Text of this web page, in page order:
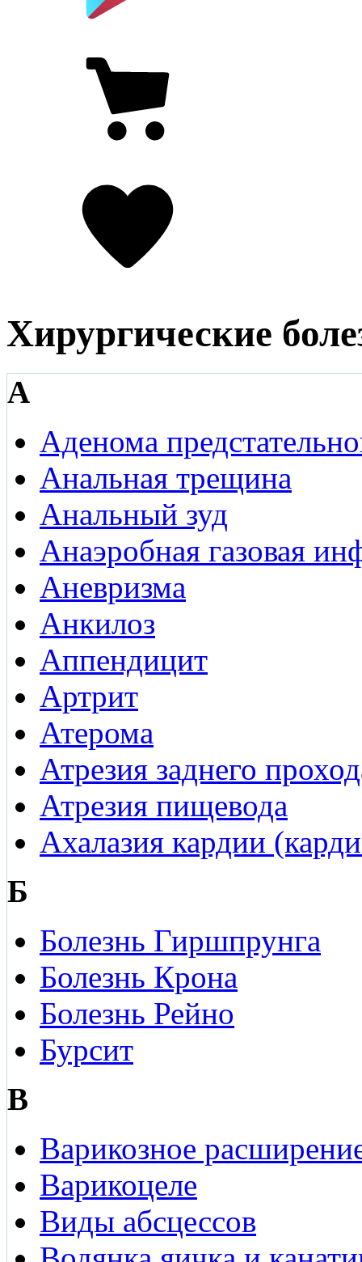
Хирургические
А
Аденома
Анальная трещина
Анальный зуд
Анаэробная газовая
Аневризма
Анкилоз
Аппендицит
Артрит
Атерома
Атрезия заднего
Атрезия пищевода
Ахалазия кардии
Б
Болезнь Гиршпрунга
Болезнь Крона
Болезнь Рейно
Бурсит
В
Варикозное
Варикоцеле
Виды абсцессов